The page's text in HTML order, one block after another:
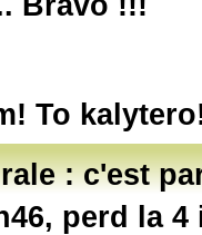
To
: c'est
perd la